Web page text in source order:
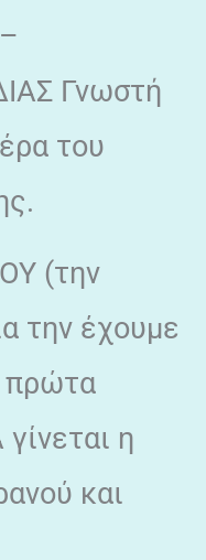
Γνωστή
του
(την
την έχουμε
πρώτα
η
και